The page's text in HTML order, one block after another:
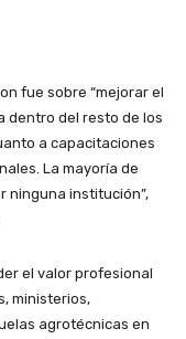
fue sobre “mejorar el
dentro del resto de los
a capacitaciones
La mayoría de
ninguna institución”,
el valor profesional
ministerios,
agrotécnicas en